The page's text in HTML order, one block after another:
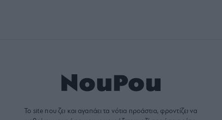
Το site που ζει και αγαπάει τα νότια προάστια, φροντίζει να